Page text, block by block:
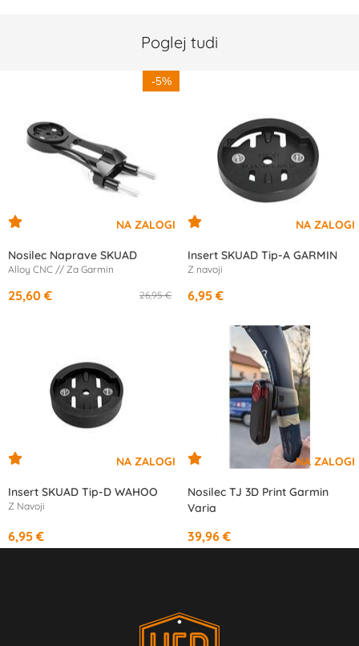
Poglej tudi
-5%
Nosilec Naprave SKUAD
Alloy CNC // Za Garmin
26,95 €
25,60 €
Insert SKUAD Tip-A GARMIN
Z navoji
6,95 €
Insert SKUAD Tip-D WAHOO
Z Navoji
6,95 €
Nosilec TJ 3D Print Garmin
Varia
39,96 €